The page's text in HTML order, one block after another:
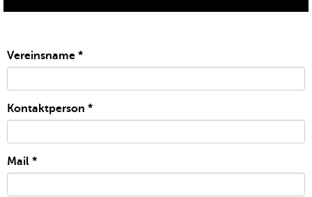
Vereinsname *
Kontaktperson *
Mail *